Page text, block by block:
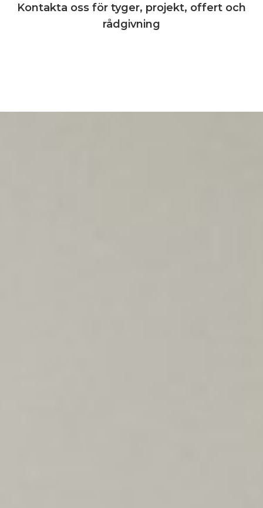
Kontakta oss för tyger, projekt, offert och
rådgivning